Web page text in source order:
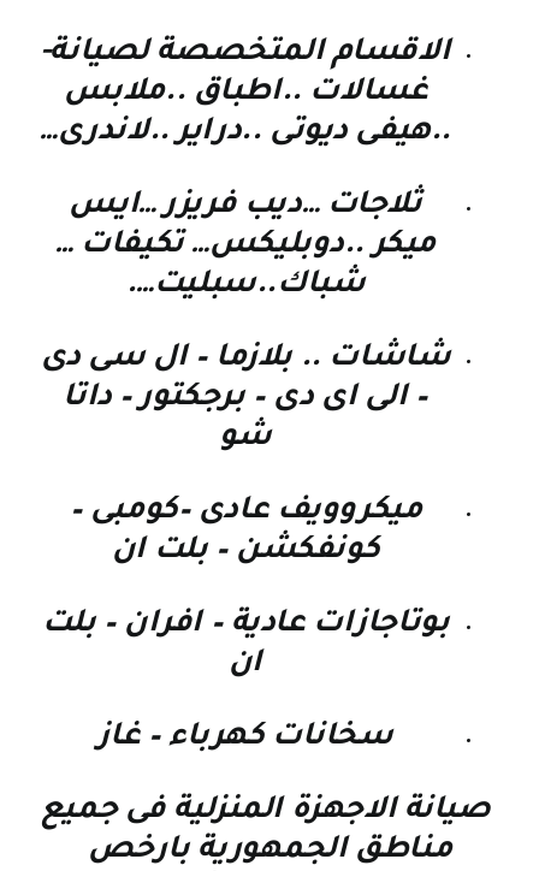
الاقسام المتخصصة لصيانة-
غسالات ..اطباق ..ملابس
..هيفى ديوتى ..دراير ..لاندرى…
ثلاجات …ديب فريزر …ايس
ميكر ..دوبليكس… تكيفات …
شباك..سبليت….
شاشات .. بلازما – ال سى دى
– الى اى دى – برجكتور – داتا
شو
ميكروويف عادى –كومبى –
كونفكشن – بلت ان
بوتاجازات عادية – افران – بلت
ان
سخانات كهرباء – غاز
صيانة الاجهزة المنزلية فى جميع
مناطق الجمهورية بارخص